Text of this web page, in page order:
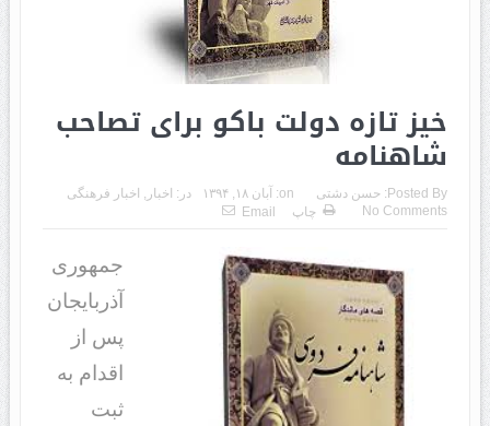
خیز تازه دولت باکو برای تصاحب
شاهنامه
Posted By: حسن دشتی on: آبان ۱۸, ۱۳۹۴ در: اخبار , اخبار فرهنگی
No Comments
چاپ Email
جمهوری
آذربایجان
پس از
اقدام به
ثبت